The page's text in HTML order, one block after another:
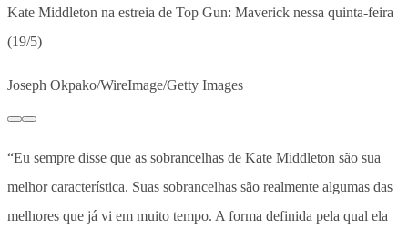
Kate Middleton na estreia de Top Gun: Maverick nessa quinta-feira
(19/5)
Joseph Okpako/WireImage/Getty Images
“Eu sempre disse que as sobrancelhas de Kate Middleton são sua
melhor característica. Suas sobrancelhas são realmente algumas das
melhores que já vi em muito tempo. A forma definida pela qual ela